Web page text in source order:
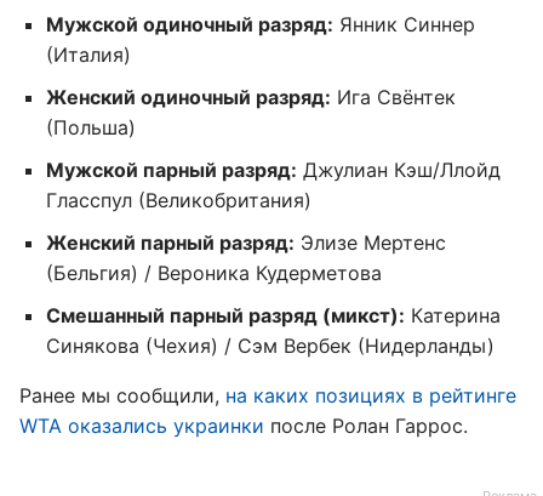
Мужской одиночный разряд: Янник Синнер
(Италия)
Женский одиночный разряд: Ига Свёнтек
(Польша)
Мужской парный разряд: Джулиан Кэш/Ллойд
Гласспул (Великобритания)
Женский парный разряд: Элизе Мертенс
(Бельгия) / Вероника Кудерметова
Смешанный парный разряд (микст): Катерина
Синякова (Чехия) / Сэм Вербек (Нидерланды)
Ранее мы сообщили, на каких позициях в рейтинге
WTA оказались украинки после Ролан Гаррос.